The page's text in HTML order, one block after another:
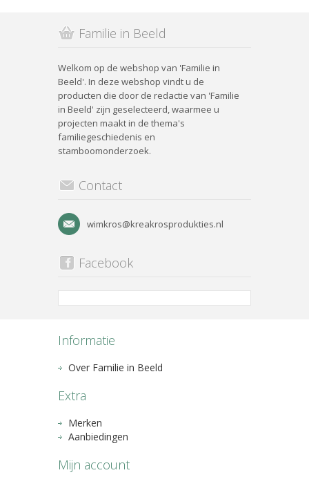
Familie in Beeld
Welkom op de webshop van 'Familie in
Beeld'. In deze webshop vindt u de
producten die door de redactie van 'Familie
in Beeld' zijn geselecteerd, waarmee u
projecten maakt in de thema's
familiegeschiedenis en
stamboomonderzoek.
Contact
wimkros@kreakrosprodukties.nl
Facebook
Informatie
Over Familie in Beeld
Extra
Merken
Aanbiedingen
Mijn account